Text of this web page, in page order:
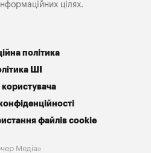
цілях.
політика
ШІ
користувача
файлів cookie
Медiа»